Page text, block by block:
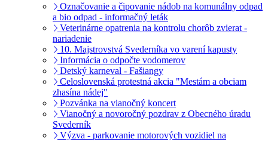
Označovanie a čipovanie nádob na komunálny odpad
a bio odpad - informačný leták
Veterinárne opatrenia na kontrolu chorôb zvierat -
nariadenie
10. Majstrovstvá Svederníka vo varení kapusty
Informácia o odpočte vodomerov
Detský karneval - Fašiangy
Celoslovenská protestná akcia "Mestám a obciam
zhasína nádej"
Pozvánka na vianočný koncert
Vianočný a novoročný pozdrav z Obecného úradu
Svederník
Výzva - parkovanie motorových vozidiel na